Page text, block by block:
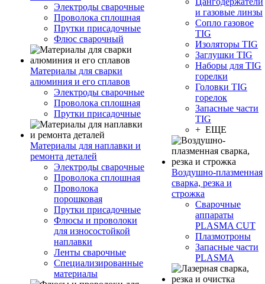
Электроды сварочные
Проволока сплошная
Прутки присадочные
Флюс сварочный
Материалы для сварки
алюминия и его сплавов
Электроды сварочные
Проволока сплошная
Прутки присадочные
Материалы для наплавки и
ремонта деталей
Электроды сварочные
Проволока сплошная
Проволока
порошковая
Прутки присадочные
Флюсы и проволоки
для износостойкой
наплавки
Ленты сварочные
Специализированные
материалы
и газовые линзы
Сопло газовое
TIG
Изоляторы TIG
Заглушки TIG
Наборы для TIG
горелки
Головки TIG
горелок
Запасные части
TIG
+ ЕЩЕ
Воздушно-плазменная
сварка, резка и
строжка
Сварочные
аппараты
PLASMA CUT
Плазмотроны
Запасные части
PLASMA